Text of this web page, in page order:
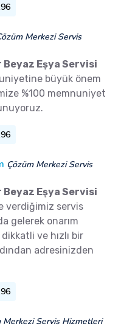
Merkezi Servis
Eşya Servisi
büyük önem
%100 memnuniyet
Çözüm Merkezi Servis
Eşya Servisi
verdiğimiz servis
gelerek onarım
ve hızlı bir
adresinizden
Merkezi Servis Hizmetleri